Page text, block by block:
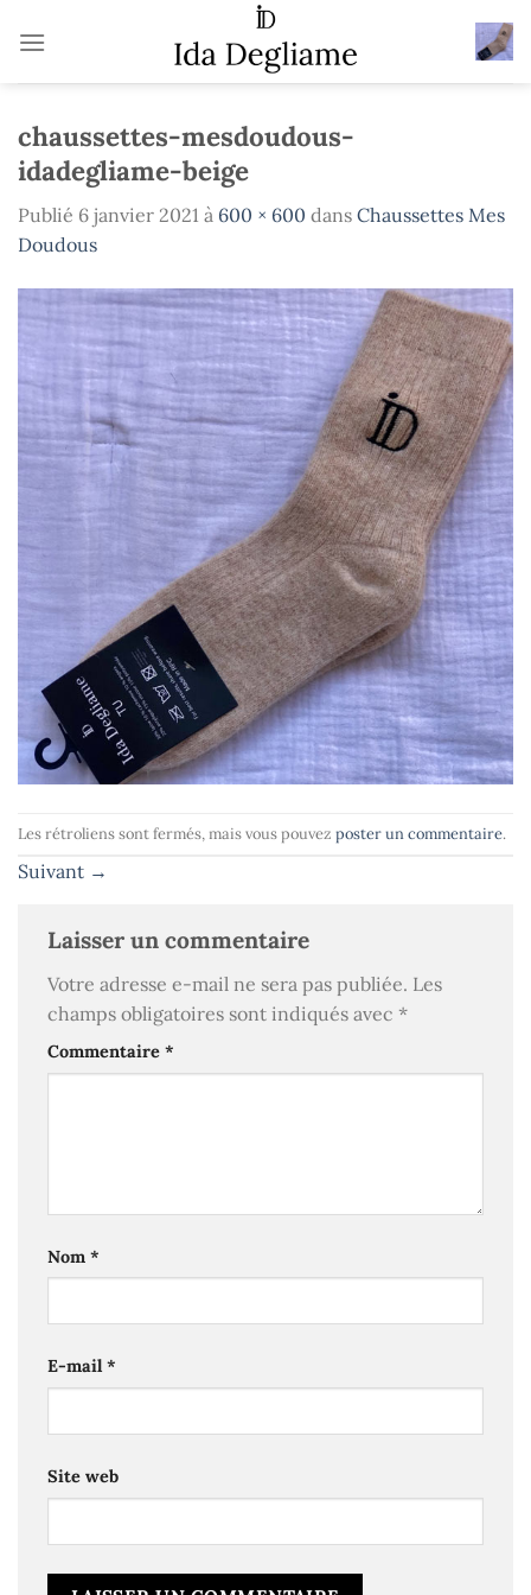
chaussettes-mesdoudous-
idadegliame-beige
Publié 6 janvier 2021 à 600 × 600 dans Chaussettes Mes
Doudous
Les rétroliens sont fermés, mais vous pouvez poster un commentaire.
Suivant →
Laisser un commentaire
Votre adresse e-mail ne sera pas publiée. Les
champs obligatoires sont indiqués avec *
Commentaire *
Nom *
E-mail*
Site web